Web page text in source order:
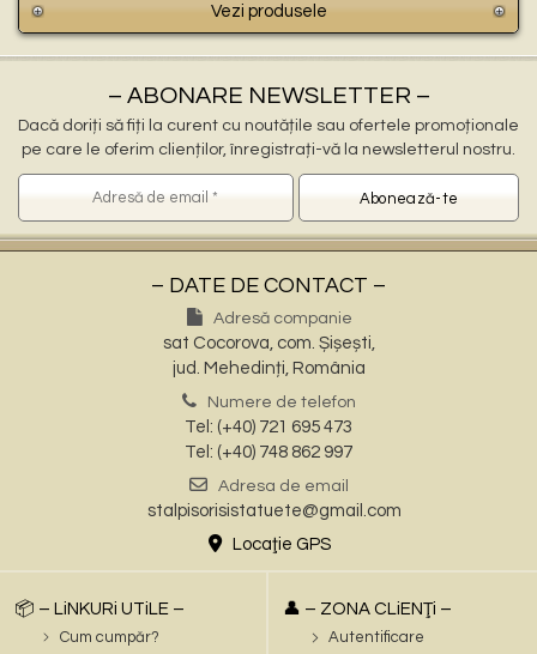
Vezi produsele
– ABONARE NEWSLETTER –
Dacă doriți să fiți la curent cu noutățile sau ofertele promoționale
pe care le oferim clienților, înregistrați-vă la newsletterul nostru.
– DATE DE CONTACT –
Adresă companie
sat Cocorova, com. Șișești,
jud. Mehedinți, România
Numere de telefon
Tel: (+40) 721 695 473
Tel: (+40) 748 862 997
Adresa de email
stalpisorisistatuete@gmail.com
Locaţie GPS
📦 – LiNKURi UTiLE –
Cum cumpăr?
👤 – ZONA CLiENŢi –
Autentificare